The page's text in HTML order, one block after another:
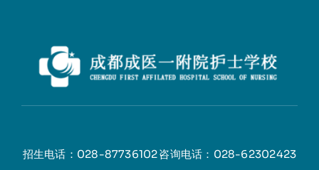
招生电话：028-87736102咨询电话：028-62302423